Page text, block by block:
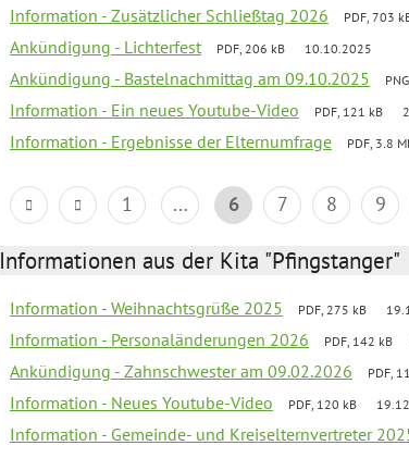
Information - Zusätzlicher Schließtag 2026 PDF, 703
Ankündigung - Lichterfest PDF, 206 kB 10.10.2025
Ankündigung - Bastelnachmittag am 09.10.2025
Information - Ein neues Youtube-Video PDF, 121 kB
Information - Ergebnisse der Elternumfrage PDF, 3.8
1 ... 6 7 8 9
Informationen aus der Kita "Pfingstanger"
Information - Weihnachtsgrüße 2025 PDF, 275 kB
Information - Personaländerungen 2026 PDF, 142 kB
Ankündigung - Zahnschwester am 09.02.2026 PDF,
Information - Neues Youtube-Video PDF, 120 kB
Information - Gemeinde- und Kreiselternvertreter